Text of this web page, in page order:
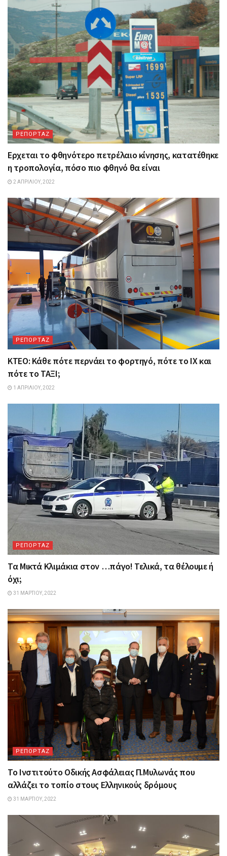
ΡΕΠΟΡΤΑΖ
Ερχεται το φθηνότερο πετρέλαιο κίνησης, κατατέθηκε
η τροπολογία, πόσο πιο φθηνό θα είναι
2 ΑΠΡΙΛΊΟΥ, 2022
ΡΕΠΟΡΤΑΖ
ΚΤΕΟ: Κάθε πότε περνάει το φορτηγό, πότε το ΙΧ και
πότε το ΤΑΞΙ;
1 ΑΠΡΙΛΊΟΥ, 2022
ΡΕΠΟΡΤΑΖ
Τα Mικτά Kλιμάκια στον …πάγο! Τελικά, τα θέλουμε ή
όχι;
31 ΜΑΡΤΊΟΥ, 2022
ΡΕΠΟΡΤΑΖ
Το Ινστιτούτο Οδικής Ασφάλειας Π.Μυλωνάς που
αλλάζει το τοπίο στους Ελληνικούς δρόμους
31 ΜΑΡΤΊΟΥ, 2022